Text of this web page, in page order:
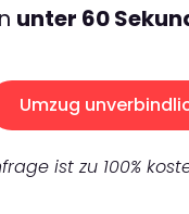
unter 60
Umzug
ist zu 100%